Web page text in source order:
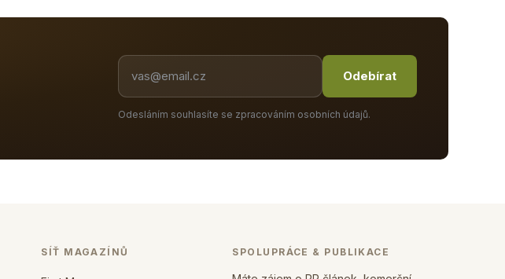
Odebírat
Odesláním souhlasíte se zpracováním osobních údajů.
SÍŤ MAGAZÍNŮ SPOLUPRÁCE & PUBLIKACE